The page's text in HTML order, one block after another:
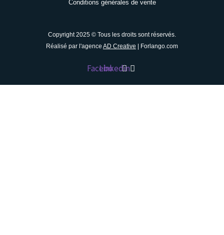
Conditions générales de vente
Copyright 2025 © Tous les droits sont réservés.
Réalisé par l'agence AD Creative | Forlango.com
Facebook
Linkedin